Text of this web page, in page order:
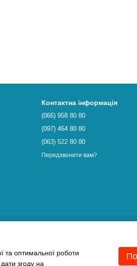
Контактна інформація
(066) 958 80 80
(097) 464 80 80
(063) 522 80 80
Передзвонити вам?
та оптимальної роботи
згоду на